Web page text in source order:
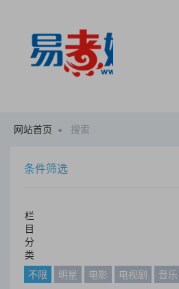
网站首页 搜索
条件筛选
栏
目
分
类
不限
明星 电影 电视剧 音乐